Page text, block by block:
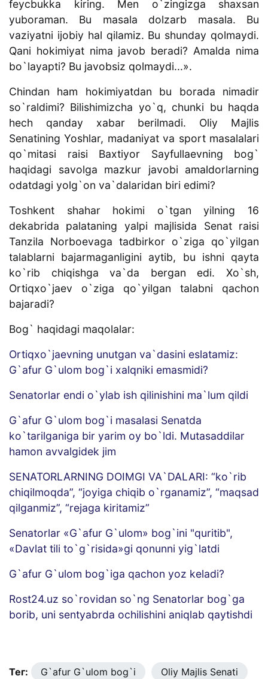
feycbukka kiring. Men o`zingizga shaxsan
yuboraman. Bu masala dolzarb masala. Bu
vaziyatni ijobiy hal qilamiz. Bu shunday qolmaydi.
Qani hokimiyat nima javob beradi? Amalda nima
bo`layapti? Bu javobsiz qolmaydi...».
Chindan ham hokimiyatdan bu borada nimadir
so`raldimi? Bilishimizcha yo`q, chunki bu haqda
hech qanday xabar berilmadi. Oliy Majlis
Senatining Yoshlar, madaniyat va sport masalalari
qo`mitasi raisi Baxtiyor Sayfullaevning bog`
haqidagi savolga mazkur javobi amaldorlarning
odatdagi yolg`on va`dalaridan biri edimi?
Toshkent shahar hokimi o`tgan yilning 16
dekabrida palataning yalpi majlisida Senat raisi
Tanzila Norboevaga tadbirkor o`ziga qo`yilgan
talablarni bajarmaganligini aytib, bu ishni qayta
ko`rib chiqishga va`da bergan edi. Xo`sh,
Ortiqxo`jaev o`ziga qo`yilgan talabni qachon
bajaradi?
Bog` haqidagi maqolalar:
Ortiqxo`jaevning unutgan va`dasini eslatamiz:
G`afur G`ulom bog`i xalqniki emasmidi?
Senatorlar endi o`ylab ish qilinishini ma`lum qildi
G`afur G`ulom bog`i masalasi Senatda
ko`tarilganiga bir yarim oy bo`ldi. Mutasaddilar
hamon avvalgidek jim
SENATORLARNING DOIMGI VA`DALARI: “ko`rib
chiqilmoqda”, “joyiga chiqib o`rganamiz”, “maqsad
qilganmiz”, “rejaga kiritamiz”
Senatorlar «G`afur G`ulom» bog`ini "quritib",
«Davlat tili to`g`risida»gi qonunni yig`latdi
G`afur G`ulom bog`iga qachon yoz keladi?
Rost24.uz so`rovidan so`ng Senatorlar bog`ga
borib, uni sentyabrda ochilishini aniqlab qaytishdi
Тег: G`afur G`ulom bog`i
Oliy Majlis Senati